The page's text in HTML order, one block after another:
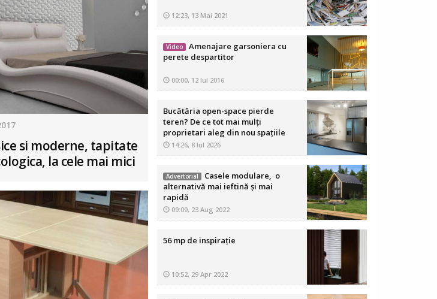
si moderne, tapitate
la cele mai mici
12:23, 13 Mai 2021
Video
Amenajare garsoniera cu
perete despartitor
00:00, 12 Iul 2016
Bucătăria open-space pierde
teren? De ce tot mai mulți
proprietari aleg din nou spațiile
delimitate
14:26, 8 Iul 2026
Advertorial
Casele modulare, o
alternativă mai ieftină și mai
rapidă
09:09, 23 Aug 2022
56 mp de inspirație
10:52, 29 Apr 2022